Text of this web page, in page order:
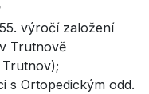
výročí založení
Trutnově
Trutnov);
s Ortopedickým odd.